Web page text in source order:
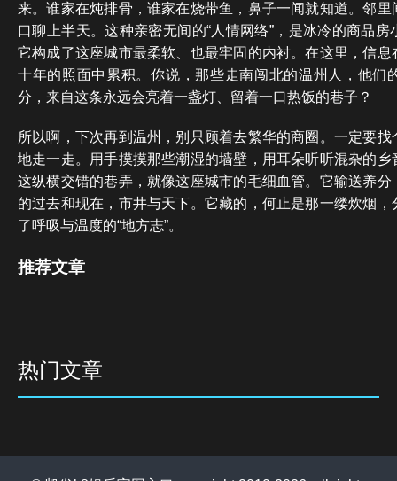
来。谁家在炖排骨，谁家在烧带鱼，鼻子一闻就知道。邻
口聊上半天。这种亲密无间的“人情网络”，是冰冷的商品
它构成了这座城市最柔软、也最牢固的内衬。在这里，信
十年的照面中累积。你说，那些走南闯北的温州人，他们
分，来自这条永远会亮着一盏灯、留着一口热饭的巷子？
所以啊，下次再到温州，别只顾着去繁华的商圈。一定要
地走一走。用手摸摸那些潮湿的墙壁，用耳朵听听混杂的
这纵横交错的巷弄，就像这座城市的毛细血管。它输送养
的过去和现在，市井与天下。它藏的，何止是那一缕炊烟
了呼吸与温度的“地方志”。
推荐文章
热门文章